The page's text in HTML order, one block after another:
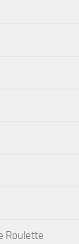
Roulette